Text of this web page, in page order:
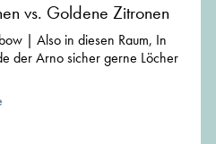
vs. Goldene Zitronen
| Also in diesen Raum, In
der Arno sicher gerne Löcher